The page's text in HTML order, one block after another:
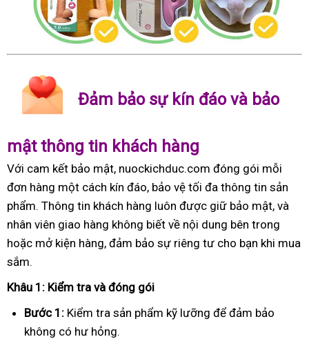
Đảm bảo sự kín đáo và bảo
mật thông tin khách hàng
Với cam kết bảo mật, nuockichduc.com đóng gói mỗi
đơn hàng một cách kín đáo, bảo vệ tối đa thông tin sản
phẩm. Thông tin khách hàng luôn được giữ bảo mật, và
nhân viên giao hàng không biết về nội dung bên trong
hoặc mở kiện hàng, đảm bảo sự riêng tư cho bạn khi mua
sắm.
Khâu 1: Kiểm tra và đóng gói
Bước 1: Kiểm tra sản phẩm kỹ lưỡng để đảm bảo
không có hư hỏng.